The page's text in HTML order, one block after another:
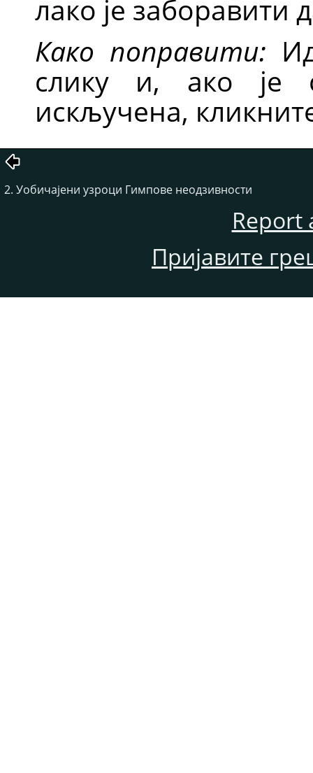
лако је заборавити
Како поправити:
слику и, ако је
искључена,
2. Уобичајени узроци Гимпове неодзивности
Report
Пријавите